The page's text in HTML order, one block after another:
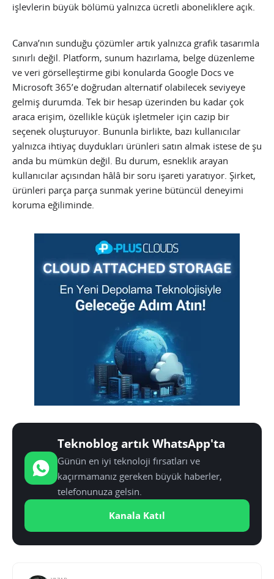
işlevlerin büyük bölümü yalnızca ücretli aboneliklere açık.
Canva’nın sunduğu çözümler artık yalnızca grafik tasarımla
sınırlı değil. Platform, sunum hazırlama, belge düzenleme
ve veri görselleştirme gibi konularda Google Docs ve
Microsoft 365’e doğrudan alternatif olabilecek seviyeye
gelmiş durumda. Tek bir hesap üzerinden bu kadar çok
araca erişim, özellikle küçük işletmeler için cazip bir
seçenek oluşturuyor. Bununla birlikte, bazı kullanıcılar
yalnızca ihtiyaç duydukları ürünleri satın almak istese de şu
anda bu mümkün değil. Bu durum, esneklik arayan
kullanıcılar açısından hâlâ bir soru işareti yaratıyor. Şirket,
ürünleri parça parça sunmak yerine bütüncül deneyimi
koruma eğiliminde.
Teknoblog artık WhatsApp'ta
Günün en iyi teknoloji fırsatları ve
kaçırmamanız gereken büyük haberler,
telefonunuza gelsin.
Kanala Katıl